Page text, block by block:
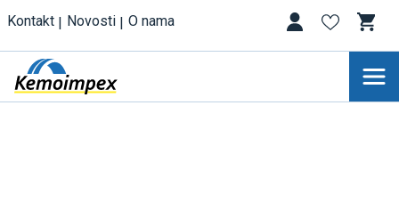
Kontakt Novosti O nama